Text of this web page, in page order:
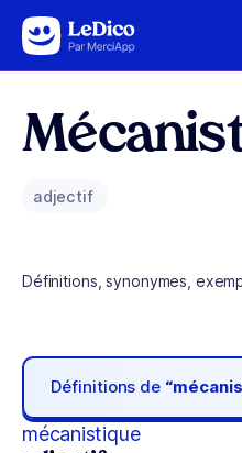
Aller au contenu
adjectif
Définitions, synonymes,
Définitions de
mécanistique